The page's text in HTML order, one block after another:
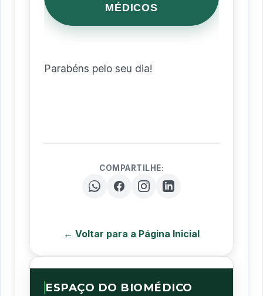
MÉDICOS
Parabéns pelo seu dia!
COMPARTILHE:
← Voltar para a Página Inicial
ESPAÇO DO BIOMÉDICO